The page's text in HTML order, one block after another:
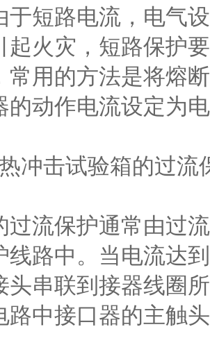
于短路电流，电气
起火灾，短路保护
常用的方法是将熔
的动作电流设定为
击试验箱的过流
保护通常由过流
线路中。当电流达
头串联到接器线圈
路中接口器的主触